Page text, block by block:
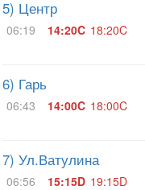
5) Центр
06:19 14:20C 18:20C
6) Гарь
06:43 14:00C 18:00C
7) Ул.Ватулина
06:56 15:15D 19:15D